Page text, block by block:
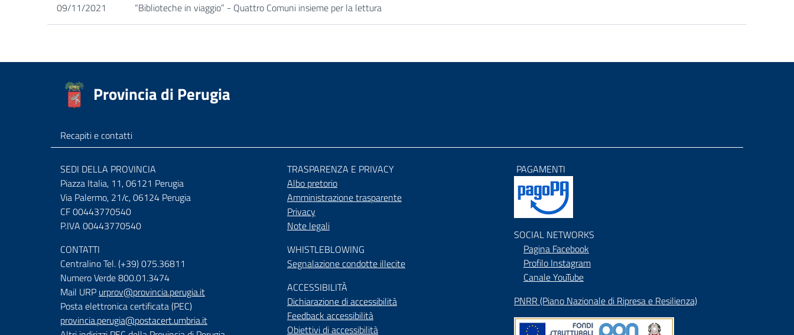
09/11/2021 “Biblioteche in viaggio” - Quattro Comuni insieme per la lettura
Provincia di Perugia
Recapiti e contatti
SEDI DELLA PROVINCIA
Piazza Italia, 11, 06121 Perugia
Via Palermo, 21/c, 06124 Perugia
CF 00443770540
P.IVA 00443770540
CONTATTI
Centralino Tel. (+39) 075.36811
Numero Verde 800.01.3474
Mail URP urprov@provincia.perugia.it
Posta elettronica certificata (PEC)
provincia.perugia@postacert.umbria.it
TRASPARENZA E PRIVACY
Albo pretorio
Amministrazione trasparente
Privacy
Note legali
WHISTLEBLOWING
Segnalazione condotte illecite
ACCESSIBILITÀ
Dichiarazione di accessibilità
Feedback accessibilità
Obiettivi di accessibilità
PAGAMENTI
SOCIAL NETWORKS
Pagina Facebook
Profilo Instagram
Canale YouTube
PNRR (Piano Nazionale di Ripresa e Resilienza)